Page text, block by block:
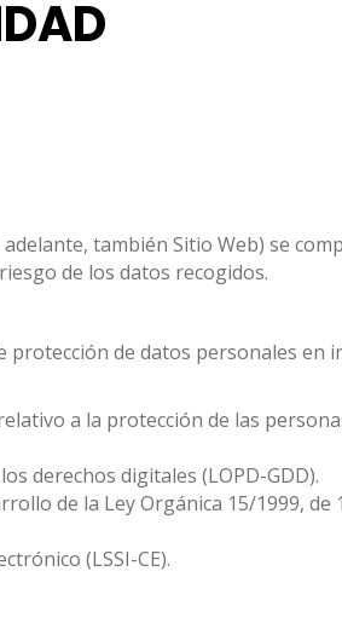
también Sitio Web) se
de los datos recogidos.
protección de datos personales en
a la protección de las
derechos digitales (LOPD-GDD).
de la Ley Orgánica 15/1999, de
(LSSI-CE).